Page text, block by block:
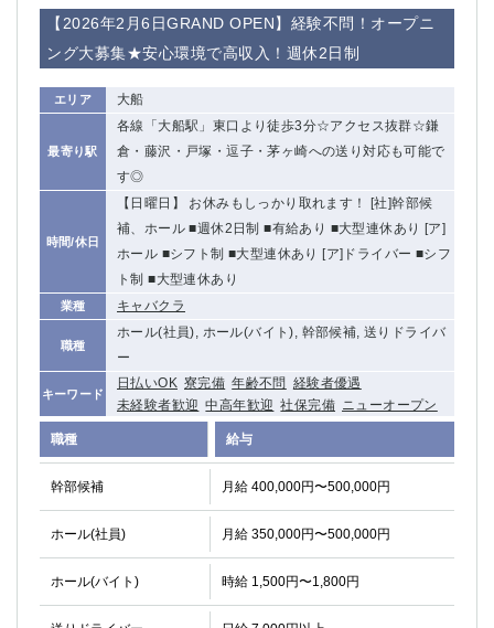
【2026年2月6日GRAND OPEN】経験不問！オープニ
ング大募集★安心環境で高収入！週休2日制
エリア 大船
最寄り駅
各線「大船駅」東口より徒歩3分☆アクセス抜群☆鎌
倉・藤沢・戸塚・逗子・茅ヶ崎への送り対応も可能で
す◎
時間/休日
【日曜日】 お休みもしっかり取れます！ [社]幹部候
補、ホール ■週休2日制 ■有給あり ■大型連休あり [ア]
ホール ■シフト制 ■大型連休あり [ア]ドライバー ■シフ
ト制 ■大型連休あり
業種 キャバクラ
職種
ホール(社員), ホール(バイト), 幹部候補, 送りドライバ
ー
キーワード
日払いOK 寮完備 年齢不問 経験者優遇
未経験者歓迎 中高年歓迎 社保完備 ニューオープン
職種 給与
幹部候補 月給 400,000円〜500,000円
ホール(社員) 月給 350,000円〜500,000円
ホール(バイト) 時給 1,500円〜1,800円
赤坂
高円寺
蒲田東口
多摩センター
立川（南口）
西葛西
中野
葛西
ひばりヶ丘（北口）
学芸大学
吉祥寺（南口／公園口） 小作・羽村・福生エリア
自由が丘
吉祥寺（北口／東口）
錦糸町南口
下北沢・経堂
成増駅徒歩3分の好立地！ ①JR埼京線「赤羽駅」から徒歩2分 ②東
三軒茶屋（南口）
①歌舞伎町 ②新宿 ③西部新宿 ③東新宿
①歌舞伎町 ②新宿
①銀座 ②新橋
錦糸町(南口)
蒲田(西口)
清瀬（南口）
①東武練馬 ②成増・板橋 ③大山 ②池袋
池袋東口
金町
大井町
大泉学園
下赤塚
竹ノ塚
三鷹
亀戸
水道橋